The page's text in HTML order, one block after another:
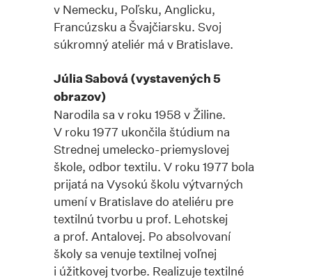
v Nemecku, Poľsku, Anglicku,
Francúzsku a Švajčiarsku. Svoj
súkromný ateliér má v Bratislave.
Júlia Sabová (vystavených 5
obrazov)
Narodila sa v roku 1958 v Žiline.
V roku 1977 ukončila štúdium na
Strednej umelecko-priemyslovej
škole, odbor textilu. V roku 1977 bola
prijatá na Vysokú školu výtvarných
umení v Bratislave do ateliéru pre
textilnú tvorbu u prof. Lehotskej
a prof. Antalovej. Po absolvovaní
školy sa venuje textilnej voľnej
i úžitkovej tvorbe. Realizuje textilné